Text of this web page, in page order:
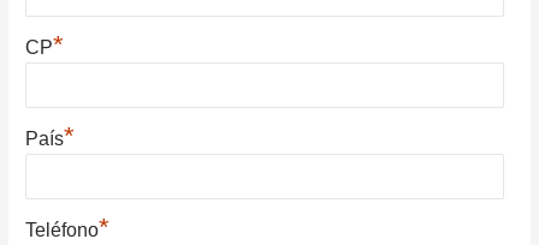
CP*
País*
Teléfono*